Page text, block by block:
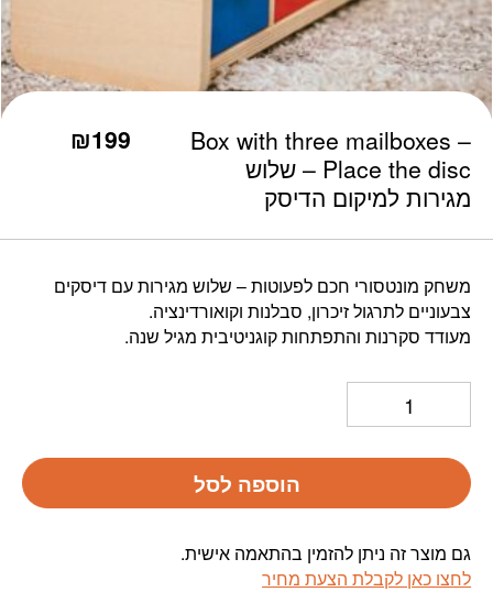
Box with three mailboxes –
Place the disc – שלוש
מגירות למיקום הדיסק
₪199
משחק מונטסורי חכם לפעוטות – שלוש מגירות עם דיסקים
צבעוניים לתרגול זיכרון, סבלנות וקואורדינציה.
מעודד סקרנות והתפתחות קוגניטיבית מגיל שנה.
כמות Box with three mailboxes - Place the disc - שלוש מגירות למיקום הדיסק
הוספה לסל
גם מוצר זה ניתן להזמין בהתאמה אישית.
לחצו כאן לקבלת הצעת מחיר